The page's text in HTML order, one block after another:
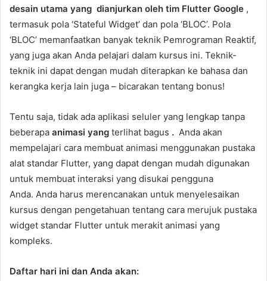
desain utama yang dianjurkan oleh tim Flutter Google ,
termasuk pola ‘Stateful Widget’ dan pola ‘BLOC’. Pola
‘BLOC’ memanfaatkan banyak teknik Pemrograman Reaktif,
yang juga akan Anda pelajari dalam kursus ini. Teknik-
teknik ini dapat dengan mudah diterapkan ke bahasa dan
kerangka kerja lain juga – bicarakan tentang bonus!
Tentu saja, tidak ada aplikasi seluler yang lengkap tanpa
beberapa animasi yang terlihat bagus . Anda akan
mempelajari cara membuat animasi menggunakan pustaka
alat standar Flutter, yang dapat dengan mudah digunakan
untuk membuat interaksi yang disukai pengguna
Anda. Anda harus merencanakan untuk menyelesaikan
kursus dengan pengetahuan tentang cara merujuk pustaka
widget standar Flutter untuk merakit animasi yang
kompleks.
Daftar hari ini dan Anda akan: